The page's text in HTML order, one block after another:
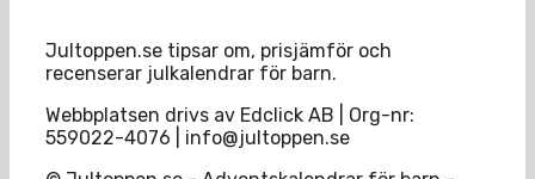
Jultoppen.se tipsar om, prisjämför och
recenserar julkalendrar för barn.
Webbplatsen drivs av Edclick AB | Org-nr:
559022-4076 | info@jultoppen.se